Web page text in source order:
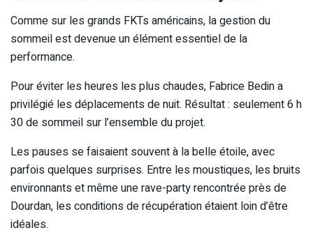
Comme sur les grands FKTs américains, la gestion du
sommeil est devenue un élément essentiel de la
performance.
Pour éviter les heures les plus chaudes, Fabrice Bedin a
privilégié les déplacements de nuit. Résultat : seulement 6 h
30 de sommeil sur l’ensemble du projet.
Les pauses se faisaient souvent à la belle étoile, avec
parfois quelques surprises. Entre les moustiques, les bruits
environnants et même une rave-party rencontrée près de
Dourdan, les conditions de récupération étaient loin d’être
idéales.